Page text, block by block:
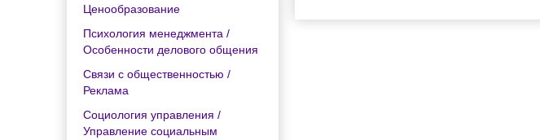
Ценообразование
Психология менеджмента /
Особенности делового общения
Связи с общественностью /
Реклама
Социология управления /
Управление социальным